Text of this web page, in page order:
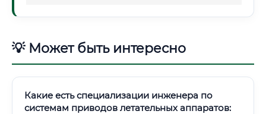
💡 Может быть интересно
Какие есть специализации инженера по
системам приводов летательных аппаратов: